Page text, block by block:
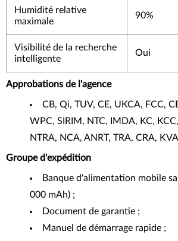
Humidité relative
maximale
90%
Visibilité de la recherche
intelligente
Oui
Approbations de l'agence
CB, Qi, TUV, CE, UKCA, FCC,
WPC, SIRIM, NTC, IMDA, KC,
NTRA, NCA, ANRT, TRA, CRA,
Groupe d'expédition
Banque d'alimentation mobile
000 mAh) ;
Document de garantie ;
Manuel de démarrage rapide ;